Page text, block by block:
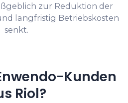
zur Reduktion der
langfristig Betriebskosten
senkt.
Kunden
Riol?